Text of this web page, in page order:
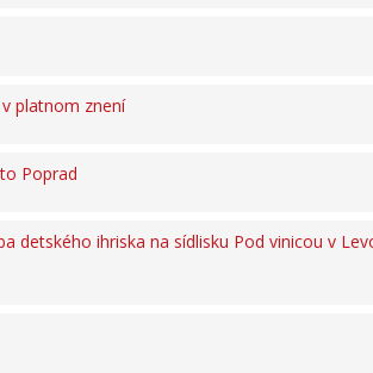
platnom znení
Poprad
detského ihriska na sídlisku Pod vinicou v